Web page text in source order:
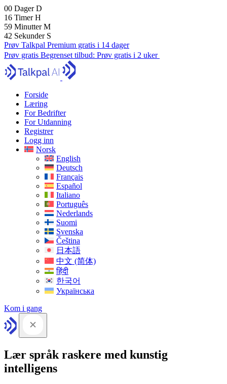
00 DagerD
16 TimerH
59 MinutterM
40 Sekunder S
Prøv Talkpal Premium gratis i 14 dager
Prøv gratis Begrenset tilbud: Prøv gratis i 2 uker
Forside
Læring
For Bedrifter
For Utdanning
Registrer
Logg inn
Norsk
English
Deutsch
Français
Español
Italiano
Português
Nederlands
Suomi
Svenska
Čeština
日本語
中文 (简体)
हिंदी
한국어
Українська
Kom i gang
Lær språk raskere med kunstig
intelligens